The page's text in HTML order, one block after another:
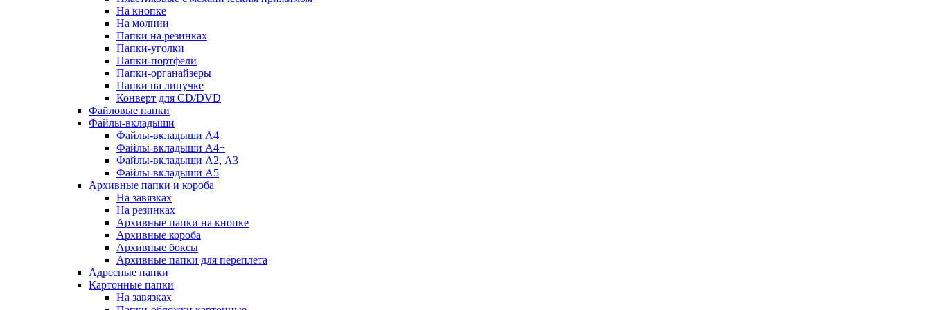
На кнопке
На молнии
Папки на резинках
Папки-уголки
Папки-портфели
Папки-органайзеры
Папки на липучке
Конверт для CD/DVD
Файловые папки
Файлы-вкладыши
Файлы-вкладыши А4
Файлы-вкладыши А4+
Файлы-вкладыши А2, А3
Файлы-вкладыши А5
Архивные папки и короба
На завязках
На резинках
Архивные папки на кнопке
Архивные короба
Архивные боксы
Архивные папки для переплета
Адресные папки
Картонные папки
На завязках